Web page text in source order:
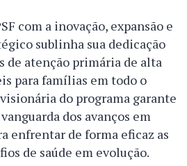
com a inovação, expansão e
sublinha sua dedicação
de atenção primária de alta
para famílias em todo o
do programa garante
dos avanços em
enfrentar de forma eficaz as
de saúde em evolução.